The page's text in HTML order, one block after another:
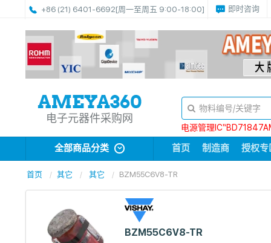
+86 (21) 6401-6692[周一至周五 9:00-18:00] 即时咨询
电子元器件采购网
电源管理
全部商品分类 首页 制造商 授权专
首页 其它 其它 BZM55C6V8-TR
BZM55C6V8-TR